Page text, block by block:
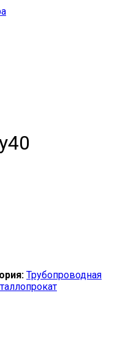
Трубопроводная